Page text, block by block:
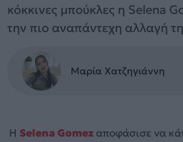
κόκκινες μπούκλες η Selena
την πιο αναπάντεχη αλλαγή
Μαρία Χατζηγιάννη
Η Selena Gomez αποφάσισε να